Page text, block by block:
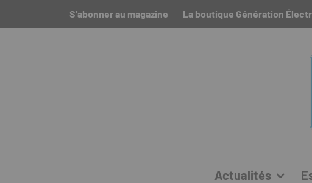
S’abonner au magazine La boutique Génération
Actualités